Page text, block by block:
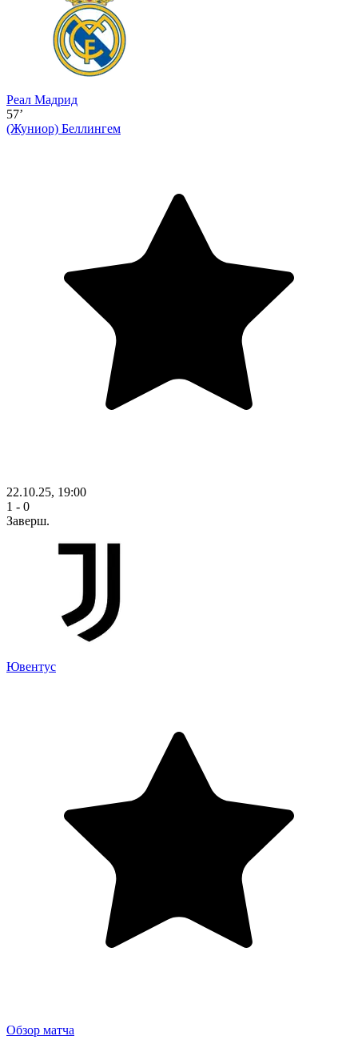
Реал Мадрид
57’
(Жуниор) Беллингем
22.10.25, 19:00
1 - 0
Заверш.
Ювентус
Обзор матча